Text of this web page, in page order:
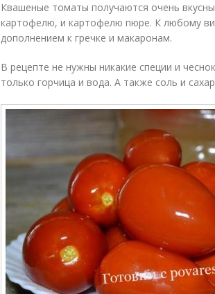
Квашеные томаты получаются очень
картофелю, и картофелю пюре. К любому
дополнением к гречке и макаронам.
В рецепте не нужны никакие специи и
только горчица и вода. А также соль и